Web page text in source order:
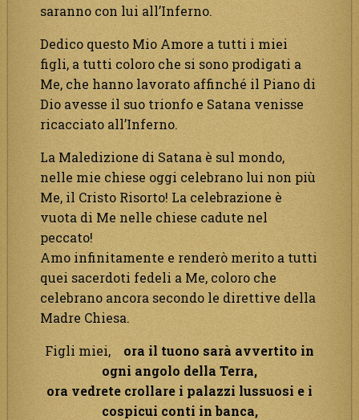
saranno con lui all’Inferno.
Dedico questo Mio Amore a tutti i miei
figli, a tutti coloro che si sono prodigati a
Me, che hanno lavorato affinché il Piano di
Dio avesse il suo trionfo e Satana venisse
ricacciato all’Inferno.
La Maledizione di Satana è sul mondo,
nelle mie chiese oggi celebrano lui non più
Me, il Cristo Risorto! La celebrazione è
vuota di Me nelle chiese cadute nel
peccato!
Amo infinitamente e renderò merito a tutti
quei sacerdoti fedeli a Me, coloro che
celebrano ancora secondo le direttive della
Madre Chiesa.
Figli miei, ora il tuono sarà avvertito in
ogni angolo della Terra,
ora vedrete crollare i palazzi lussuosi e i
cospicui conti in banca,